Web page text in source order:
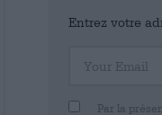
Entrez votre
Par la